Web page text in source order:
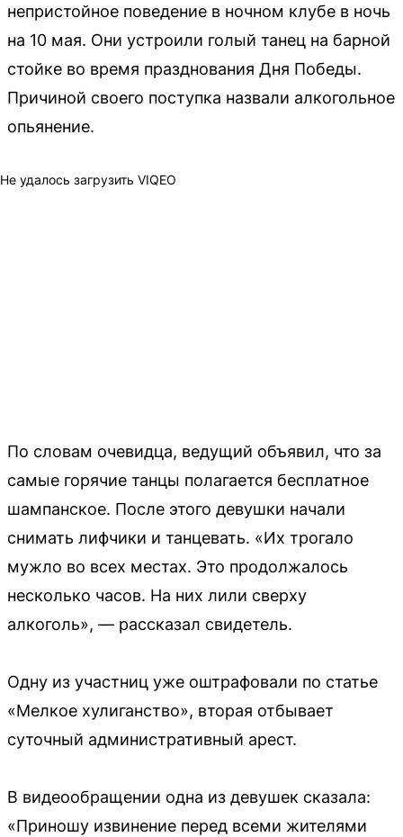
непристойное поведение в ночном клубе в ночь
на 10 мая. Они устроили голый танец на барной
стойке во время празднования Дня Победы.
Причиной своего поступка назвали алкогольное
опьянение.
Не удалось загрузить VIQEO
По словам очевидца, ведущий объявил, что за
самые горячие танцы полагается бесплатное
шампанское. После этого девушки начали
снимать лифчики и танцевать. «Их трогало
мужло во всех местах. Это продолжалось
несколько часов. На них лили сверху
алкоголь», — рассказал свидетель.
Одну из участниц уже оштрафовали по статье
«Мелкое хулиганство», вторая отбывает
суточный административный арест.
В видеообращении одна из девушек сказала:
«Приношу извинение перед всеми жителями